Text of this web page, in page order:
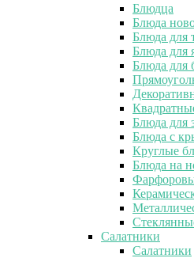
Блюдца
Блюда
Блюда для
Блюда для
Блюда для
Блюда для
Блюда с
Круглые
Блюда на
Салатники
Салатники